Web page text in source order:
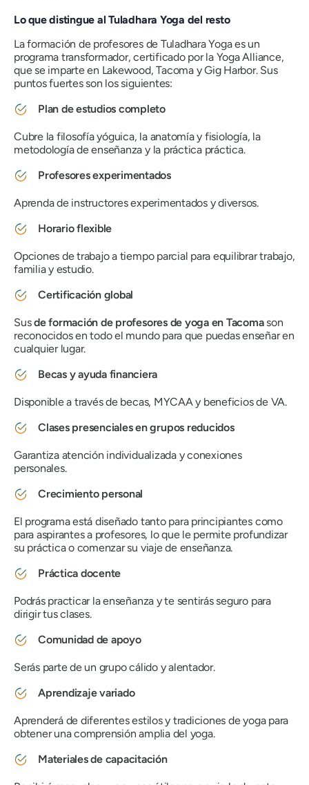
Lo que distingue al Tuladhara Yoga del resto
La formación de profesores de Tuladhara Yoga es un
programa transformador, certificado por la Yoga Alliance,
que se imparte en Lakewood, Tacoma y Gig Harbor. Sus
puntos fuertes son los siguientes:
Plan de estudios completo
Cubre la filosofía yóguica, la anatomía y fisiología, la
metodología de enseñanza y la práctica práctica.
Profesores experimentados
Aprenda de instructores experimentados y diversos.
Horario flexible
Opciones de trabajo a tiempo parcial para equilibrar trabajo,
familia y estudio.
Certificación global
Susde formación de profesores de yoga en Tacoma son
reconocidos en todo el mundo para que puedas enseñar en
cualquier lugar.
Becas y ayuda financiera
Disponible a través de becas, MYCAA y beneficios de VA.
Clases presenciales en grupos reducidos
Garantiza atención individualizada y conexiones
personales.
Crecimiento personal
El programa está diseñado tanto para principiantes como
para aspirantes a profesores, lo que le permite profundizar
su práctica o comenzar su viaje de enseñanza.
Práctica docente
Podrás practicar la enseñanza y te sentirás seguro para
dirigir tus clases.
Comunidad de apoyo
Serás parte de un grupo cálido y alentador.
Aprendizaje variado
Aprenderá de diferentes estilos y tradiciones de yoga para
obtener una comprensión amplia del yoga.
Materiales de capacitación